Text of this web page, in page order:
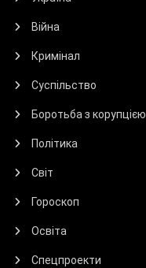
Війна
Кримінал
Суспільство
Боротьба з корупцією
Політика
Світ
Гороскоп
Освіта
Спецпроекти